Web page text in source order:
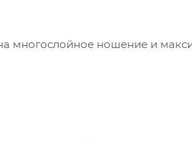
многослойное ношение и